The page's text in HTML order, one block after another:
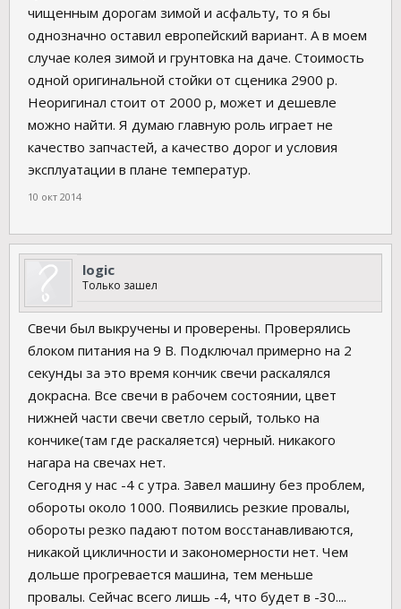
чищенным дорогам зимой и асфальту, то я бы
однозначно оставил европейский вариант. А в моем
случае колея зимой и грунтовка на даче. Стоимость
одной оригинальной стойки от сценика 2900 р.
Неоригинал стоит от 2000 р, может и дешевле
можно найти. Я думаю главную роль играет не
качество запчастей, а качество дорог и условия
эксплуатации в плане температур.
10 окт 2014
logic
Только зашел
Свечи был выкручены и проверены. Проверялись
блоком питания на 9 В. Подключал примерно на 2
секунды за это время кончик свечи раскалялся
докрасна. Все свечи в рабочем состоянии, цвет
нижней части свечи светло серый, только на
кончике(там где раскаляется) черный. никакого
нагара на свечах нет.
Сегодня у нас -4 с утра. Завел машину без проблем,
обороты около 1000. Появились резкие провалы,
обороты резко падают потом восстанавливаются,
никакой цикличности и закономерности нет. Чем
дольше прогревается машина, тем меньше
провалы. Сейчас всего лишь -4, что будет в -30....